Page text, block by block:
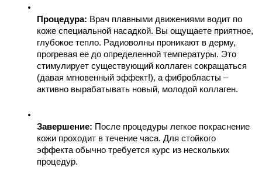
Процедура: Врач плавными движениями водит по
коже специальной насадкой. Вы ощущаете приятное,
глубокое тепло. Радиоволны проникают в дерму,
прогревая ее до определенной температуры. Это
стимулирует существующий коллаген сокращаться
(давая мгновенный эффект!), а фибробласты –
активно вырабатывать новый, молодой коллаген.
Завершение: После процедуры легкое покраснение
кожи проходит в течение часа. Для стойкого
эффекта обычно требуется курс из нескольких
процедур.